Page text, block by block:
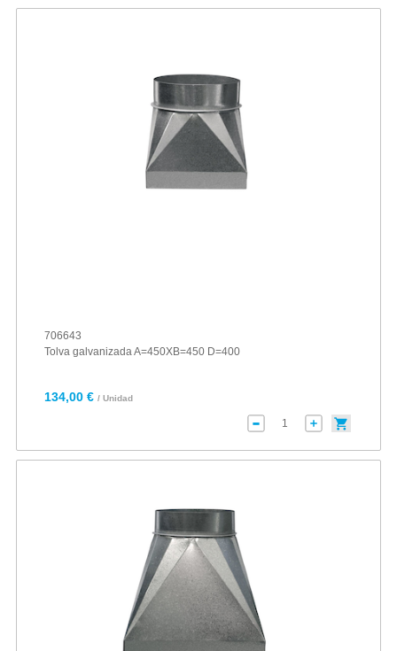
706643
Tolva galvanizada A=450XB=450 D=400
134,00 € / Unidad